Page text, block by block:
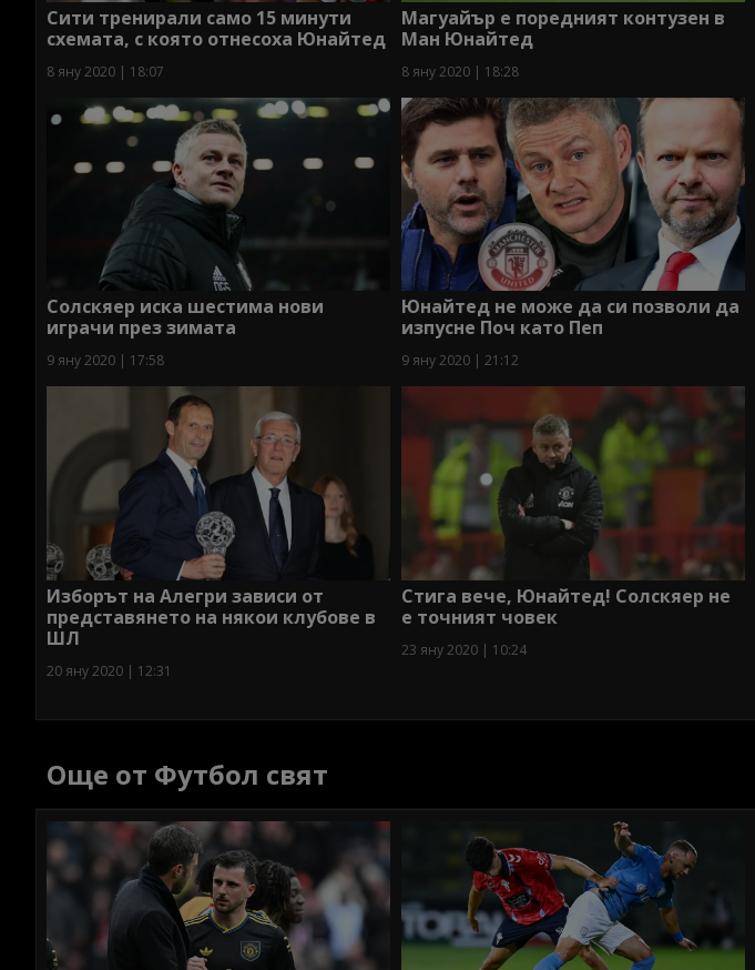
Сити тренирали само 15 минути
схемата, с която отнесоха Юнайтед
8 яну 2020 | 18:07
Магуайър е поредният контузен в
Ман Юнайтед
8 яну 2020 | 18:28
Солскяер иска шестима нови
играчи през зимата
9 яну 2020 | 17:58
Юнайтед не може да си позволи да
изпусне Поч като Пеп
9 яну 2020 | 21:12
Изборът на Алегри зависи от
представянето на някои клубове в
ШЛ
20 яну 2020 | 12:31
Стига вече, Юнайтед! Солскяер не
е точният човек
23 яну 2020 | 10:24
Още от Футбол свят